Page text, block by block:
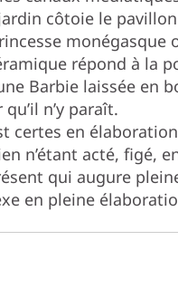
côtoie le
monégasque
répond à la
Barbie laissée en
n’y paraît.
certes en
n’étant acté, figé,
qui augure
en pleine